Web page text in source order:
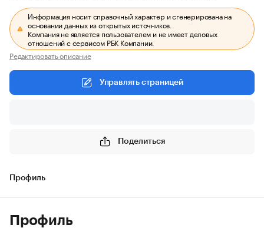
Информация носит справочный характер и сгенерирована на
основании данных из открытых источников.
Компания не является пользователем и не имеет деловых
отношений с сервисом РБК Компании.
Редактировать описание
Управлять страницей
Поделиться
Профиль
Профиль